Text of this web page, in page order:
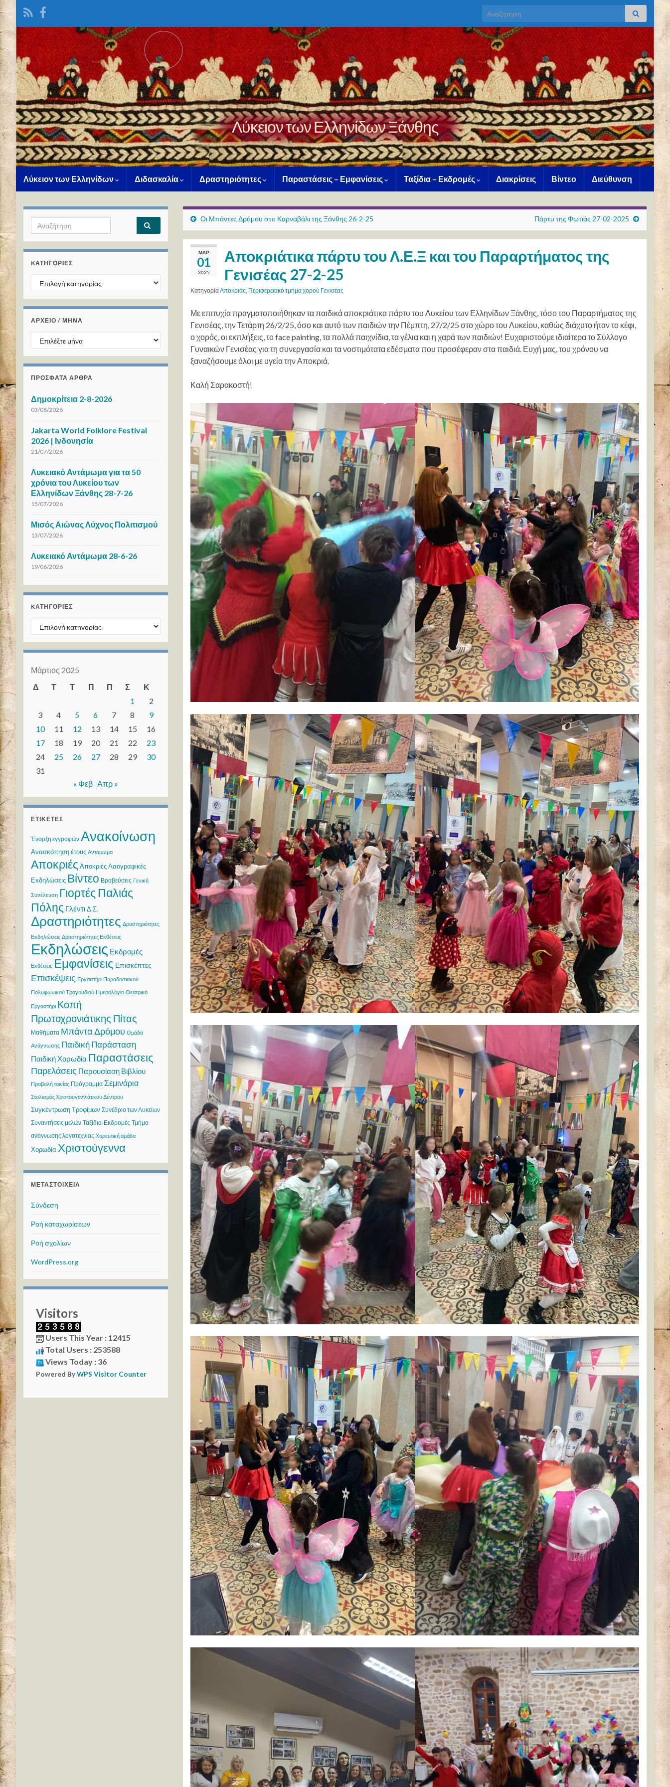
Search for:
Λύκειον των Ελληνίδων Ξάνθης
Λύκειον των Ελληνίδων Διδασκαλία Δραστηριότητες Παραστάσεις – Εμφανίσεις Ταξίδια – Εκδρομές Διακρίσεις Βίντεο Διεύθυνση
Οι Μπάντες Δρόμου στο Καρναβάλι της Ξάνθης 26-2-25 Πάρτυ της Φωτιάς 27-02-2025
ΜΑΡ
01
2025
Αποκριάτικα πάρτυ του Λ.Ε.Ξ και του Παραρτήματος της
Γενισέας 27-2-25
ΚατηγορίαΑποκριάς, Περιφερειακό τμήμα χορού Γενισέας
Με επιτυχία πραγματοποιήθηκαν τα παιδικά αποκριάτικα πάρτυ του Λυκείου των Ελληνίδων Ξάνθης, τόσο του Παραρτήματος της
Γενισέας, την Τετάρτη 26/2/25, όσο και αυτό των παιδιών την Πέμπτη, 27/2/25 στο χώρο του Λυκείου, καθώς διάχυτο ήταν το κέφι,
ο χορός, οι εκπλήξεις, το face painting, τα πολλά παιχνίδια, τα γέλια και η χαρά των παιδιών! Ευχαριστούμε ιδιαίτερα το Σύλλογο
Γυναικών Γενισέας για τη συνεργασία και τανοστιμότατα εδέσματα που προσέφεραν στα παιδιά. Ευχή μας, του χρόνου να
ξαναζήσουμε όλοι με υγεία την Αποκριά.
Καλή Σαρακοστή!
Search for:
KΑΤΗΓΟΡΊΕΣ
Kατηγορίες
ΑΡΧΕΙΟ / ΜΗΝΑ
ΑΡΧΕΙΟ / ΜΗΝΑ
ΠΡΌΣΦΑΤΑ ΆΡΘΡΑ
Δημοκρίτεια 2-8-2026
03/08/2026
Jakarta World Folklore Festival
2026 | Ινδονησία
21/07/2026
Λυκειακό Αντάμωμα για τα 50
χρόνια του Λυκείου των
Ελληνίδων Ξάνθης 28-7-26
15/07/2026
Μισός Αιώνας Λύχνος Πολιτισμού
13/07/2026
Λυκειακό Αντάμωμα 28-6-26
19/06/2026
KΑΤΗΓΟΡΊΕΣ
Kατηγορίες
Μάρτιος 2025
Δ
Τ Τ Π Π Σ
Κ
1
2
3
4 5 6 7 8
9
10
11 12 13 14 15
16
17
18 19 20 21 22
23
24
25 26 27 28 29
30
31
« Φεβ Απρ »
ΕΤΙΚΈΤΕΣ
Έναρξη εγγραφών Ανακοίνωση
Ανασκόπηση έτους Αντάμωμα
Αποκριές Αποκριές Λαογραφικές
Εκδηλώσεις Βίντεο Βραβεύσεις Γενική
Συνέλευση Γιορτές Παλιάς
Πόλης ΓλέντιΔ.Σ.
Δραστηριότητες Δραστηριότητες
Εκδηλώσεις Δραστηριότητες Εκθέσεις
Εκδηλώσεις Εκδρομές
Εκθέσεις Εμφανίσεις Επισκέπτες
Επισκέψεις Εργαστήρι Παραδοσιακού
Πολυφωνικού Τραγουδιού Ημερολόγιο Θεατρικό
Εργαστήρι Κοπή
Πρωτοχρονιάτικης Πίτας
Μαθήματα Μπάντα Δρόμου Ομάδα
Ανάγνωσης Παιδική Παράσταση
Παιδική Χορωδία Παραστάσεις
Παρελάσεις Παρουσίαση Βιβλίου
Προβολή ταινίας Πρόγραμμα Σεμινάρια
Στολισμός Χριστουγεννιάτικου Δέντρου
Συγκέντρωση Τροφίμων Συνέδριο των Λυκείων
Συναντήσεις μελών Ταξίδια-Εκδρομές Τμήμα
ανάγνωσης λογοτεχνίας Χορευτική ομάδα
Χορωδία Χριστούγεννα
ΜΕΤΑΣΤΟΙΧΕΊΑ
Σύνδεση
Ροή καταχωρίσεων
Ροή σχολίων
WordPress.org
Visitors
Users This Year : 12415
Total Users : 253588
Views Today : 36
Powered ByWPS Visitor Counter